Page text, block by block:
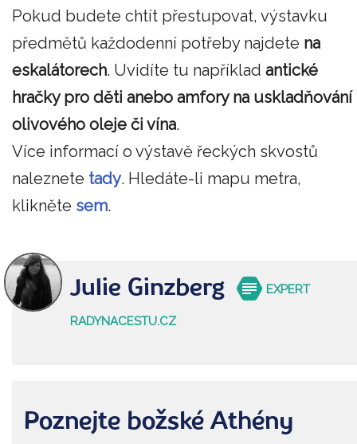
Pokud budete chtít přestupovat, výstavku
předmětů každodenní potřeby najdete na
eskalátorech. Uvidíte tu například antické
hračky pro děti anebo amfory na uskladňování
olivového oleje či vína.
Více informací o výstavě řeckých skvostů
naleznete tady. Hledáte-li mapu metra,
klikněte sem.
Julie Ginzberg EXPERT
RADYNACESTU.CZ
Poznejte božské Athény